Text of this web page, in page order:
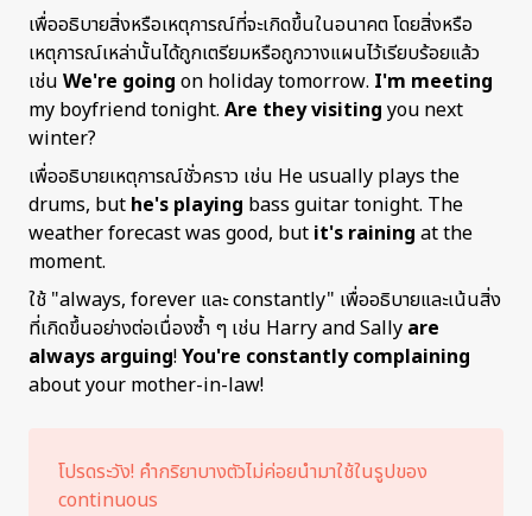
เพื่ออธิบายสิ่งหรือเหตุการณ์ที่จะเกิดขึ้นในอนาคต โดยสิ่งหรือ
เหตุการณ์เหล่านั้นได้ถูกเตรียมหรือถูกวางแผนไว้เรียบร้อยแล้ว
เช่น We're going on holiday tomorrow. I'm meeting
my boyfriend tonight. Are they visiting you next
winter?
เพื่ออธิบายเหตุการณ์ชั่วคราว เช่น He usually plays the
drums, but he's playing bass guitar tonight. The
weather forecast was good, but it's raining at the
moment.
ใช้ "always, forever และ constantly" เพื่ออธิบายและเน้นสิ่ง
ที่เกิดขึ้นอย่างต่อเนื่องซ้ำ ๆ เช่น Harry and Sally are
always arguing!You're constantly complaining
about your mother-in-law!
โปรดระวัง! คำกริยาบางตัวไม่ค่อยนำมาใช้ในรูปของ
continuous